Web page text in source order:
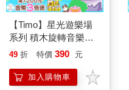
【Timo】星光遊樂場
系列 積木旋轉音樂盒
禮物
49 折 特價 390 元
加入購物車